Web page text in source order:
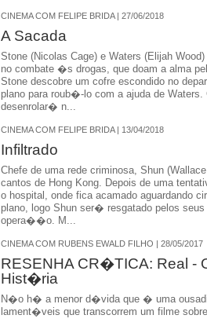
CINEMA COM FELIPE BRIDA | 27/06/2018
A Sacada
Stone (Nicolas Cage) e Waters (Elijah
no combate �s drogas, que doam a alma
Stone descobre um cofre escondido no
plano para roub�-lo com a ajuda de
desenrolar� n...
CINEMA COM FELIPE BRIDA | 13/04/2018
Infiltrado
Chefe de uma rede criminosa, Shun
cantos de Hong Kong. Depois de uma
o hospital, onde fica acamado aguardando
plano, logo Shun ser� resgatado pelos
opera��o. M...
CINEMA COM RUBENS EWALD FILHO | 28/05/2017
RESENHA CR�TICA: Real -
Hist�ria
N�o h� a menor d�vida que � uma
lament�veis que transcorrem um filme